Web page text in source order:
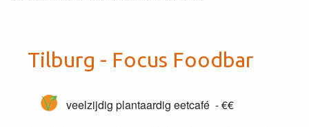
Tilburg - Focus Foodbar
veelzijdig plantaardig eetcafé - €€